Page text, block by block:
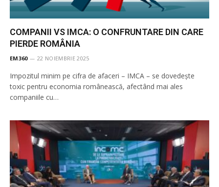
COMPANII VS IMCA: O CONFRUNTARE DIN CARE
PIERDE ROMÂNIA
EM360 22 NOIEMBRIE 2025
Impozitul minim pe cifra de afaceri – IMCA – se dovedește
toxic pentru economia românească, afectând mai ales
companiile cu…